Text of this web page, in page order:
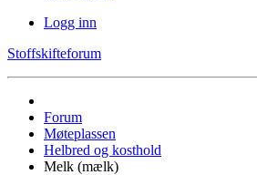
Logg inn
Stoffskifteforum
Forum
Møteplassen
Helbred og kosthold
Melk (mælk)